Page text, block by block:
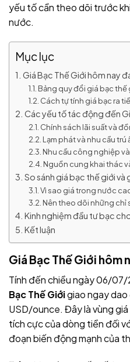
yếu tố cần theo dõi trước
nước.
Mục lục
Giá Bạc Thế Giới hôm nay
Bảng quy đổi giá bạc thế
Cách tự tính giá bạc ra
Các yếu tố tác động đến
Chính sách lãi suất và
Lạm phát và nhu cầu trú
Nhu cầu công nghiệp
Nguồn cung khai thác
So sánh giá bạc thế giới
Vì sao giá trong nước
Nên theo dõi những chỉ
Kinh nghiệm đầu tư bạc
Kết luận
Giá Bạc Thế Giới hôm
Tính đến chiều ngày 06/
Bạc Thế Giớigiao ngay
USD/ounce. Đây là vùng
tích cực của dòng tiền đối
đoạn biến động mạnh của